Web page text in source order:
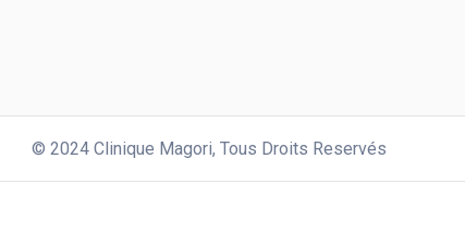
© 2024 Clinique Magori, Tous Droits Reservés